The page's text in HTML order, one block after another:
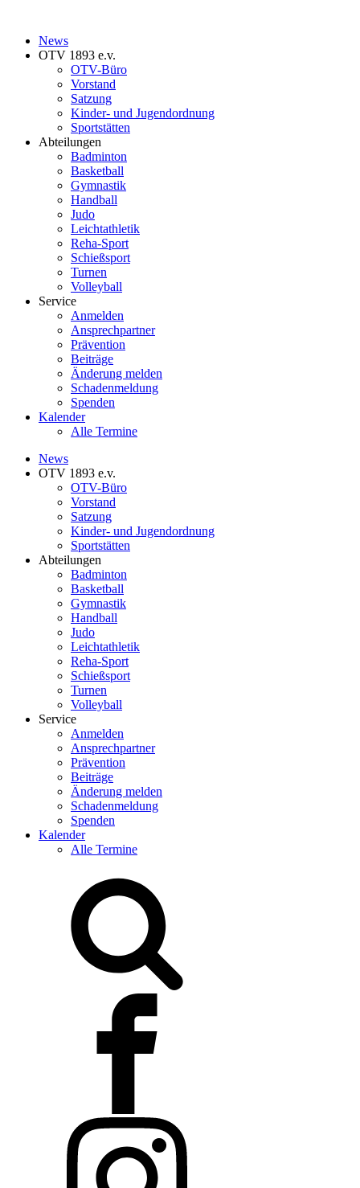
News
OTV 1893 e.v.
OTV-Büro
Vorstand
Satzung
Kinder- und Jugendordnung
Sportstätten
Abteilungen
Badminton
Basketball
Gymnastik
Handball
Judo
Leichtathletik
Reha-Sport
Schießsport
Turnen
Volleyball
Service
Anmelden
Ansprechpartner
Prävention
Beiträge
Änderung melden
Schadenmeldung
Spenden
Kalender
Alle Termine
News
OTV 1893 e.v.
OTV-Büro
Vorstand
Satzung
Kinder- und Jugendordnung
Sportstätten
Abteilungen
Badminton
Basketball
Gymnastik
Handball
Judo
Leichtathletik
Reha-Sport
Schießsport
Turnen
Volleyball
Service
Anmelden
Ansprechpartner
Prävention
Beiträge
Änderung melden
Schadenmeldung
Spenden
Kalender
Alle Termine